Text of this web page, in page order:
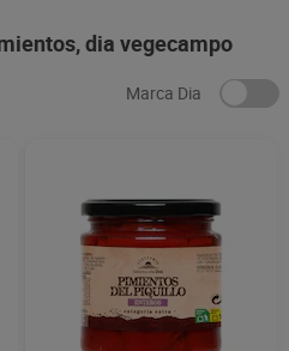
dia vegecampo
Marca Dia